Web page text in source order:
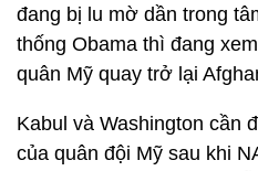
đang bị lu mờ dần trong
thống Obama thì đang
quân Mỹ quay trở lại
Kabul và Washington cần
của quân đội Mỹ sau khi